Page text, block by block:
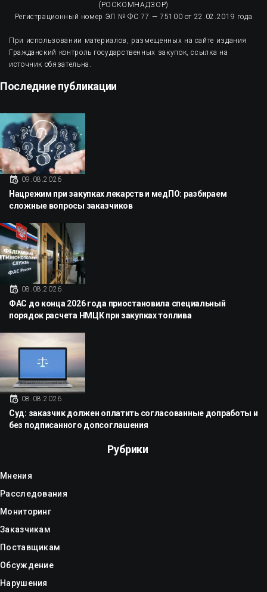
(РОСКОМНАДЗОР)
Регистрационный номер ЭЛ № ФС 77 — 75100 от 22.02.2019 года
При использовании материалов, размещенных на сайте издания
Гражданский контроль государственных закупок, ссылка на
источник обязательна.
Последние публикации
09.08.2026
Нацрежим при закупках лекарств и медПО: разбираем
сложные вопросы заказчиков
08.08.2026
ФАС до конца 2026 года приостановила специальный
порядок расчета НМЦК при закупках топлива
08.08.2026
Суд: заказчик должен оплатить согласованные допработы и
без подписанного допсоглашения
Рубрики
Мнения
Расследования
Мониторинг
Заказчикам
Поставщикам
Обсуждение
Нарушения